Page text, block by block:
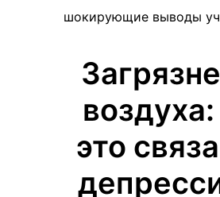
шокирующие выводы
это